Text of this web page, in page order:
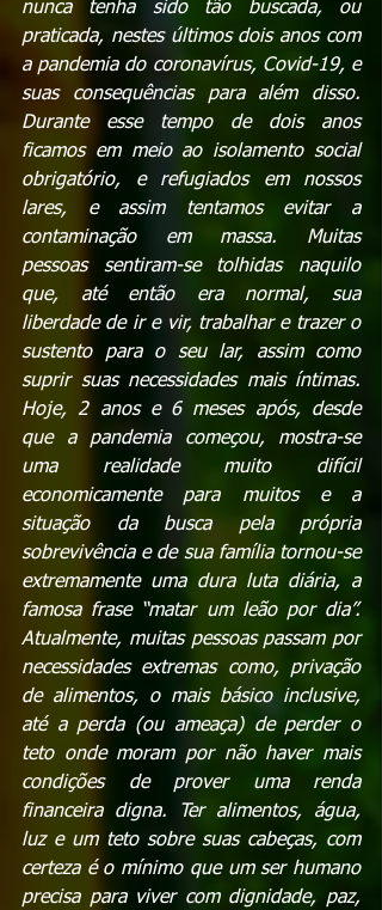
nunca tenha sido tão buscada, ou
praticada, nestes últimos dois anos com
a pandemia do coronavírus, Covid-19, e
suas consequências para além disso.
Durante esse tempo de dois anos
ficamos em meio ao isolamento social
obrigatório, e refugiados em nossos
lares, e assim tentamos evitar a
contaminação em massa. Muitas
pessoas sentiram-se tolhidas naquilo
que, até então era normal, sua
liberdade de ir e vir, trabalhar e trazer o
sustento para o seu lar, assim como
suprir suas necessidades mais íntimas.
Hoje, 2 anos e 6 meses após, desde
que a pandemia começou, mostra-se
uma realidade muito difícil
economicamente para muitos e a
situação da busca pela própria
sobrevivência e de sua família tornou-se
extremamente uma dura luta diária, a
famosa frase “matar um leão por dia”.
Atualmente, muitas pessoas passam por
necessidades extremas como, privação
de alimentos, o mais básico inclusive,
até a perda (ou ameaça) de perder o
teto onde moram por não haver mais
condições de prover uma renda
financeira digna. Ter alimentos, água,
luz e um teto sobre suas cabeças, com
certeza é o mínimo que um ser humano
precisa para viver com dignidade, paz,